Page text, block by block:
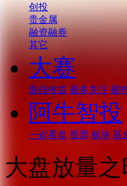
创投
贵金属
融资融券
其它
大赛
最佳收益 最多关注 最
阿牛智投
一起看盘 股票 板块 基
大盘放量